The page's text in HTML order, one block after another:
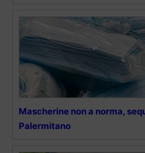
Mascherine non a norma,
Palermitano